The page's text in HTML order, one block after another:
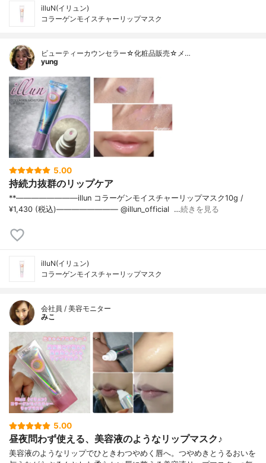
illuN(イリュン)
コラーゲンモイスチャーリップマスク
ビューティーカウンセラー☆化粧品販売☆メ…
yung
5.00
持続力抜群のリップケア
**————————⁡illun コラーゲンモイスチャーリップマスク⁡10g /
¥1,430 (税込)⁡———————— @illun_official ⁡ …続きを見る
illuN(イリュン)
コラーゲンモイスチャーリップマスク
会社員 / 美容モニター
みこ
5.00
昼夜問わず使える、美容液のようなリップマスク♪
美容液のようなリップでひときわつやめく唇へ。つやめきとうるおいを